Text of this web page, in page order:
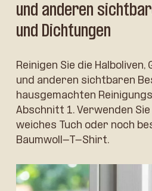
und anderen
und Dichtungen
Reinigen Sie die
und anderen sichtbaren
hausgemachten
Abschnitt 1. Verwenden
weiches Tuch oder noch
Baumwoll-T-Shirt.